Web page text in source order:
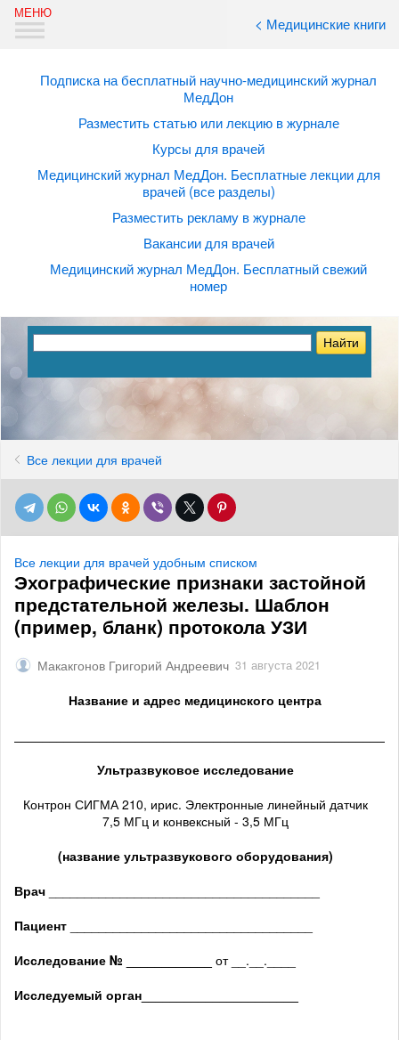
< Медицинские книги
Подписка на бесплатный научно-медицинский журнал
МедДон
Разместить статью или лекцию в журнале
Курсы для врачей
Медицинский журнал МедДон. Бесплатные лекции для
врачей (все разделы)
Разместить рекламу в журнале
Вакансии для врачей
Медицинский журнал МедДон. Бесплатный свежий
номер
Все лекции для врачей
Все лекции для врачей удобным списком
Эхографические признаки застойной
предстательной железы. Шаблон
(пример, бланк) протокола УЗИ
Макакгонов Григорий Андреевич 31 августа 2021
Название и адрес медицинского центра
Ультразвуковое исследование
Контрон СИГМА 210, ирис. Электронные линейный датчик
7,5 МГц и конвексный - 3,5 МГц
(название ультразвукового оборудования)
Врач
Пациент
Исследование № ____________ от __.__.____
Исследуемый орган